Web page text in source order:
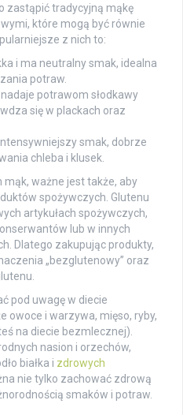
zastąpić tradycyjną mąkę
które mogą być równie
z nich to:
i ma neutralny smak, idealna
potraw.
potrawom słodkawy
się w plackach oraz
smak, dobrze
chleba i klusek.
ważne jest także, aby
spożywczych. Glutenu
artykułach spożywczych,
lub w innych
Dlatego zakupując produkty,
„bezglutenowy” oraz
pod uwagę w diecie
owoce i warzywa, mięso, ryby,
na diecie bezmlecznej).
nasion i orzechów,
białka i zdrowych
nie tylko zachować zdrową
smaków i potraw.